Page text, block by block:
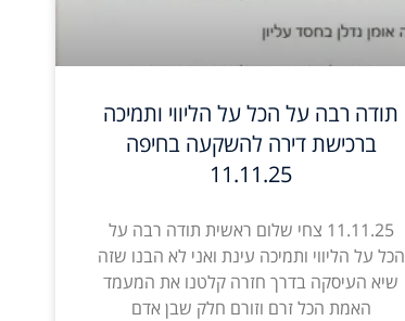
תודה רבה על הכל על הליווי ותמיכה
ברכישת דירה להשקעה בחיפה
11.11.25
11.11.25 צחי שלום ראשית תודה רבה על
הכל על הליווי ותמיכה עינת ואני לא הבנו שזה
שיא העיסקה בדרך חזרה קלטנו את המעמד
האמת הכל זרם וזורם חלק שבן אדם